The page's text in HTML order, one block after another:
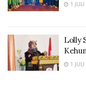
1
Lolly
1